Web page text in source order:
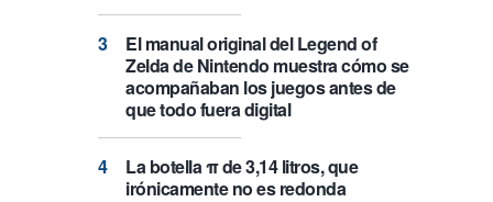
El manual original del Legend of
Zelda de Nintendo muestra cómo se
acompañaban los juegos antes de
que todo fuera digital
La botella π de 3,14 litros, que
irónicamente no es redonda